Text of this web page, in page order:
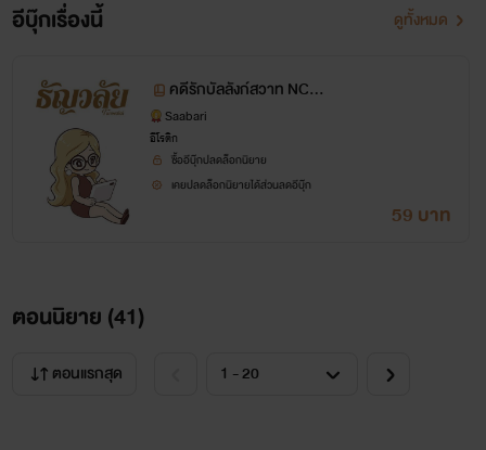
อีบุ๊กเรื่องนี้ ดูทั้งหมด
คดีรักบัลลังก์สวาท NC25
+ NTR
Saabari
อีโรติก
ซื้ออีบุ๊กปลดล็อกนิยาย
เคยปลดล็อกนิยายได้ส่วนลดอีบุ๊ก
59 บาท
ตอนนิยาย (41)
ตอนแรกสุด